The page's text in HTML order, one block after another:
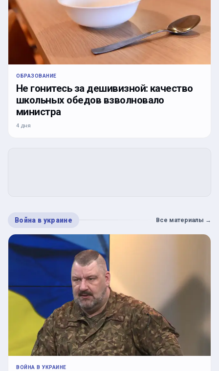
ОБРАЗОВАНИЕ
Не гонитесь за дешивизной: качество
школьных обедов взволновало
министра
4 дня
Война в украине Все материалы →
ВОЙНА В УКРАИНЕ